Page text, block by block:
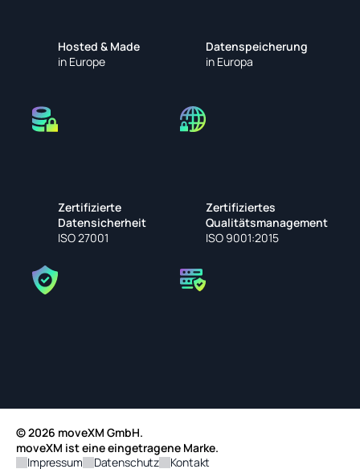
Hosted & Made
in Europe
Datenspeicherung
in Europa
Zertifizierte
Datensicherheit
ISO 27001
Zertifiziertes
Qualitätsmanagement
ISO 9001:2015
© 2026 moveXM GmbH.
moveXM ist eine eingetragene Marke.
Impressum
Datenschutz Kontakt